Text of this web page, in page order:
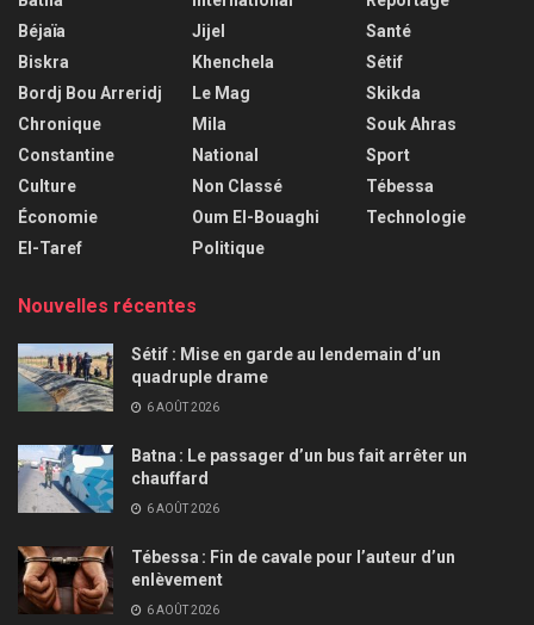
Béjaïa
Biskra
Bordj Bou Arreridj
Chronique
Constantine
Culture
Économie
El-Taref
Jijel
Khenchela
Le Mag
Mila
National
Non Classé
Oum El-Bouaghi
Politique
Santé
Sétif
Skikda
Souk Ahras
Sport
Tébessa
Technologie
Nouvelles récentes
Sétif : Mise en garde au lendemain d’un
quadruple drame
6 AOÛT 2026
Batna : Le passager d’un bus fait arrêter un
chauffard
6 AOÛT 2026
Tébessa : Fin de cavale pour l’auteur d’un
enlèvement
6 AOÛT 2026